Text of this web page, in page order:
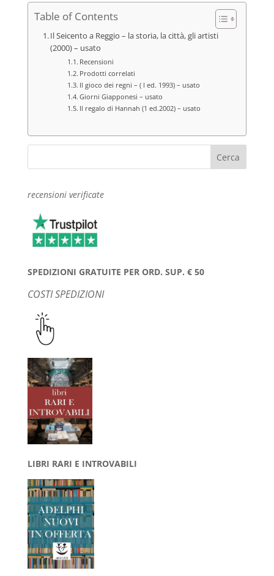
Table of Contents
Il Seicento a Reggio – la storia, la città, gli artisti
(2000) – usato
Recensioni
Prodotti correlati
Il gioco dei regni – ( I ed. 1993) – usato
Giorni Giapponesi – usato
Il regalo di Hannah (1 ed.2002) – usato
recensioni verificate
SPEDIZIONI GRATUITE PER ORD. SUP. € 50
COSTI SPEDIZIONI
LIBRI RARI E INTROVABILI